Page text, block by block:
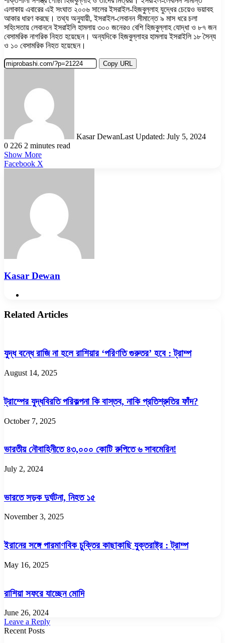
এলাকায় এবারের এই সংঘাত ২০০৬ সালের ইসরাইল-হিজবুল্লাহ যুদ্ধের চেয়েও ভয়াবহ
আকার ধারণ করছে। তথ্য অনুযায়ী, ইসরাইল-লেবানন সীমান্তে ৯ মাস ধরে চলা
সহিংসতায় লেবাননে ইসরাইলি হামলায় ৩০০ জনেরও বেশি হিজবুল্লাহ যোদ্ধা ও ৮৭ জন
বেসামরিক নাগরিক নিহত হয়েছেন। অন্যদিকে হিজবুল্লাহর হামলায় ইসরাইলি ১৮ সৈন্য
ও ১০ বেসামরিক নিহত হয়েছেন।
Copy URL
Kasar DewanLast Updated: July 5, 2024
0 226 2 minutes read
Show More
Facebook X
Kasar Dewan
Related Articles
যুদ্ধ বন্ধে রাজি না হলে রাশিয়ার ‘পরিণতি গুরুতর’ হবে : ট্রাম্প
August 14, 2025
ট্রাম্পের যুদ্ধবিরতি পরিকল্পনা কি বাস্তব, নাকি প্রতিশ্রুতির ফাঁদ?
October 7, 2025
ভারতীয় নৌবাহিনীতে ৪৩,০০০ কোটি রুপিতে ৬ সাবমেরিন!
July 2, 2024
ভারতে সড়ক দুর্ঘটনা, নিহত ১৫
November 3, 2025
ইরানের সঙ্গে পারমাণবিক চুক্তির কাছাকাছি যুক্তরাষ্ট্র : ট্রাম্প
May 16, 2025
রাশিয়া সফরে যাচ্ছেন মোদি
June 26, 2024
Leave a Reply
Recent Posts